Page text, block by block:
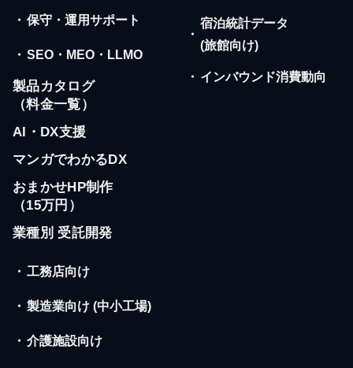
・ 保守・運用サポート
・ SEO・MEO・LLMO
製品カタログ
（料金一覧）
AI・DX支援
マンガでわかるDX
おまかせHP制作
（15万円）
業種別 受託開発
・ 工務店向け
・ 製造業向け (中小工場)
・ 介護施設向け
・
宿泊統計データ
(旅館向け)
・ インバウンド消費動向